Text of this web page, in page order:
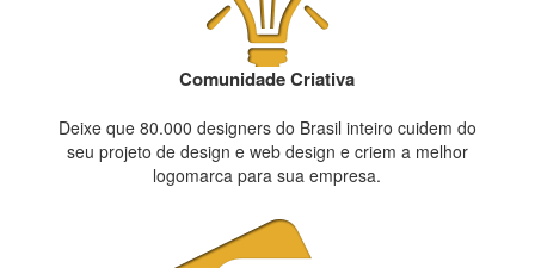
Comunidade Criativa
Deixe que 80.000 designers do Brasil inteiro cuidem do
seu projeto de design e web design e criem a melhor
logomarca para sua empresa.